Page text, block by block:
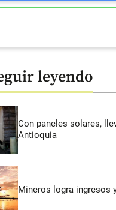
leyendo
Con paneles solares,
Antioquia
Mineros logra ingresos